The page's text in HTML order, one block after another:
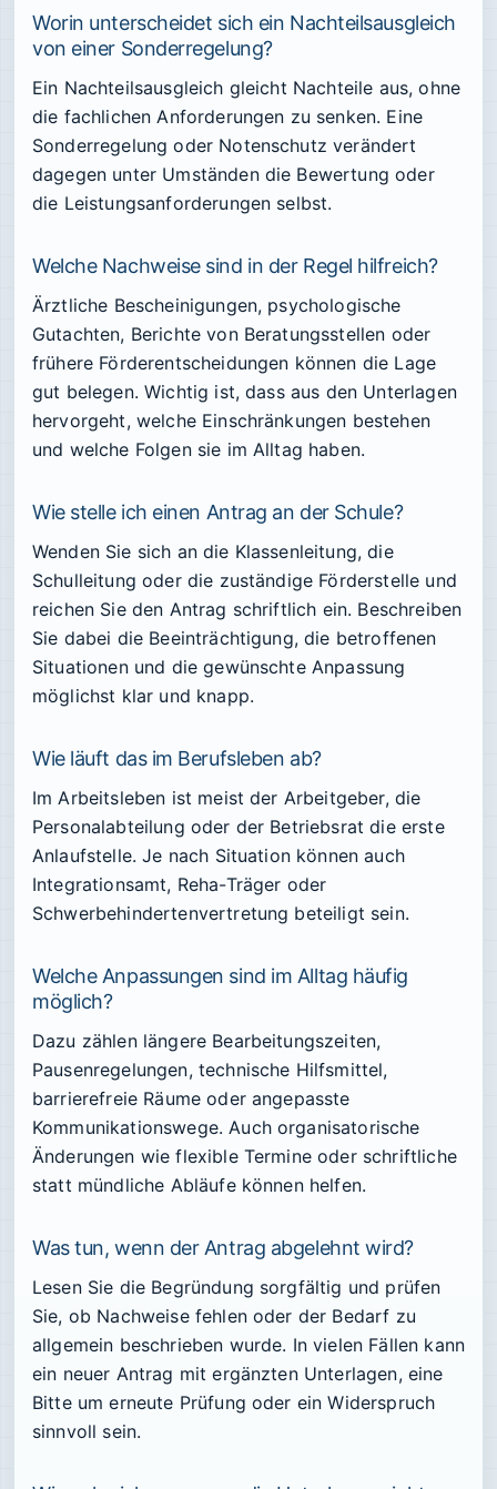
Worin unterscheidet sich ein Nachteilsausgleich
von einer Sonderregelung?
Ein Nachteilsausgleich gleicht Nachteile aus, ohne
die fachlichen Anforderungen zu senken. Eine
Sonderregelung oder Notenschutz verändert
dagegen unter Umständen die Bewertung oder
die Leistungsanforderungen selbst.
Welche Nachweise sind in der Regel hilfreich?
Ärztliche Bescheinigungen, psychologische
Gutachten, Berichte von Beratungsstellen oder
frühere Förderentscheidungen können die Lage
gut belegen. Wichtig ist, dass aus den Unterlagen
hervorgeht, welche Einschränkungen bestehen
und welche Folgen sie im Alltag haben.
Wie stelle ich einen Antrag an der Schule?
Wenden Sie sich an die Klassenleitung, die
Schulleitung oder die zuständige Förderstelle und
reichen Sie den Antrag schriftlich ein. Beschreiben
Sie dabei die Beeinträchtigung, die betroffenen
Situationen und die gewünschte Anpassung
möglichst klar und knapp.
Wie läuft das im Berufsleben ab?
Im Arbeitsleben ist meist der Arbeitgeber, die
Personalabteilung oder der Betriebsrat die erste
Anlaufstelle. Je nach Situation können auch
Integrationsamt, Reha-Träger oder
Schwerbehindertenvertretung beteiligt sein.
Welche Anpassungen sind im Alltag häufig
möglich?
Dazu zählen längere Bearbeitungszeiten,
Pausenregelungen, technische Hilfsmittel,
barrierefreie Räume oder angepasste
Kommunikationswege. Auch organisatorische
Änderungen wie flexible Termine oder schriftliche
statt mündliche Abläufe können helfen.
Was tun, wenn der Antrag abgelehnt wird?
Lesen Sie die Begründung sorgfältig und prüfen
Sie, ob Nachweise fehlen oder der Bedarf zu
allgemein beschrieben wurde. In vielen Fällen kann
ein neuer Antrag mit ergänzten Unterlagen, eine
Bitte um erneute Prüfung oder ein Widerspruch
sinnvoll sein.